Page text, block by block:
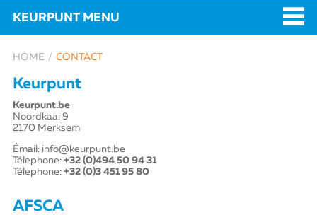
KEURPUNT MENU
HOME CONTACT
Keurpunt
Keurpunt.be
Noordkaai 9
2170 Merksem
Émail: info@keurpunt.be
Télephone: +32 (0)494 50 94 31
Télephone: +32 (0)3 451 95 80
AFSCA